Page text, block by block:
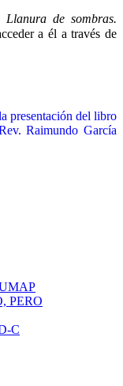
Llanura de sombras.
a él a través de
PERO
C